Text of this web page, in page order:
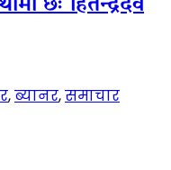
,ब्यानर,समाचार